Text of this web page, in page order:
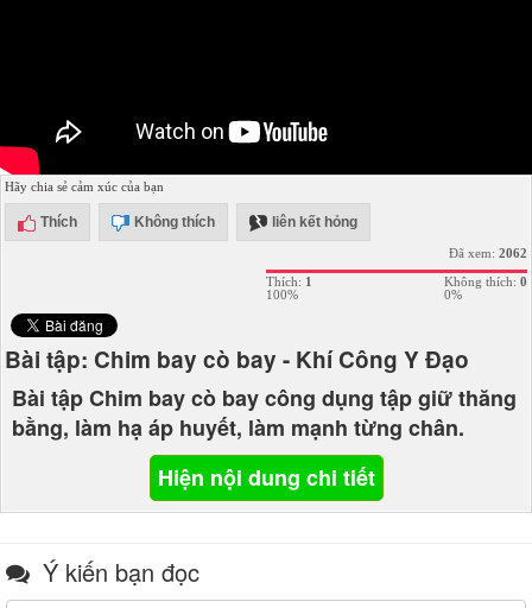
Hãy chia sẻ cảm xúc của bạn
Thích Không thích liên kết hỏng
Đã xem: 2062
Thích: 1
100%
Không thích: 0
0%
Bài tập: Chim bay cò bay - Khí Công Y Đạo
Bài tập Chim bay cò bay công dụng tập giữ thăng
bằng, làm hạ áp huyết, làm mạnh từng chân.
Hiện nội dung chi tiết
Ý kiến bạn đọc